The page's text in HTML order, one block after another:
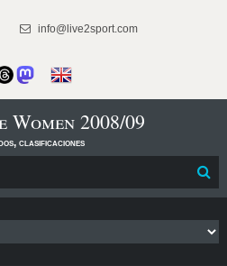
info@live2sport.com
2008/09
clasificaciones